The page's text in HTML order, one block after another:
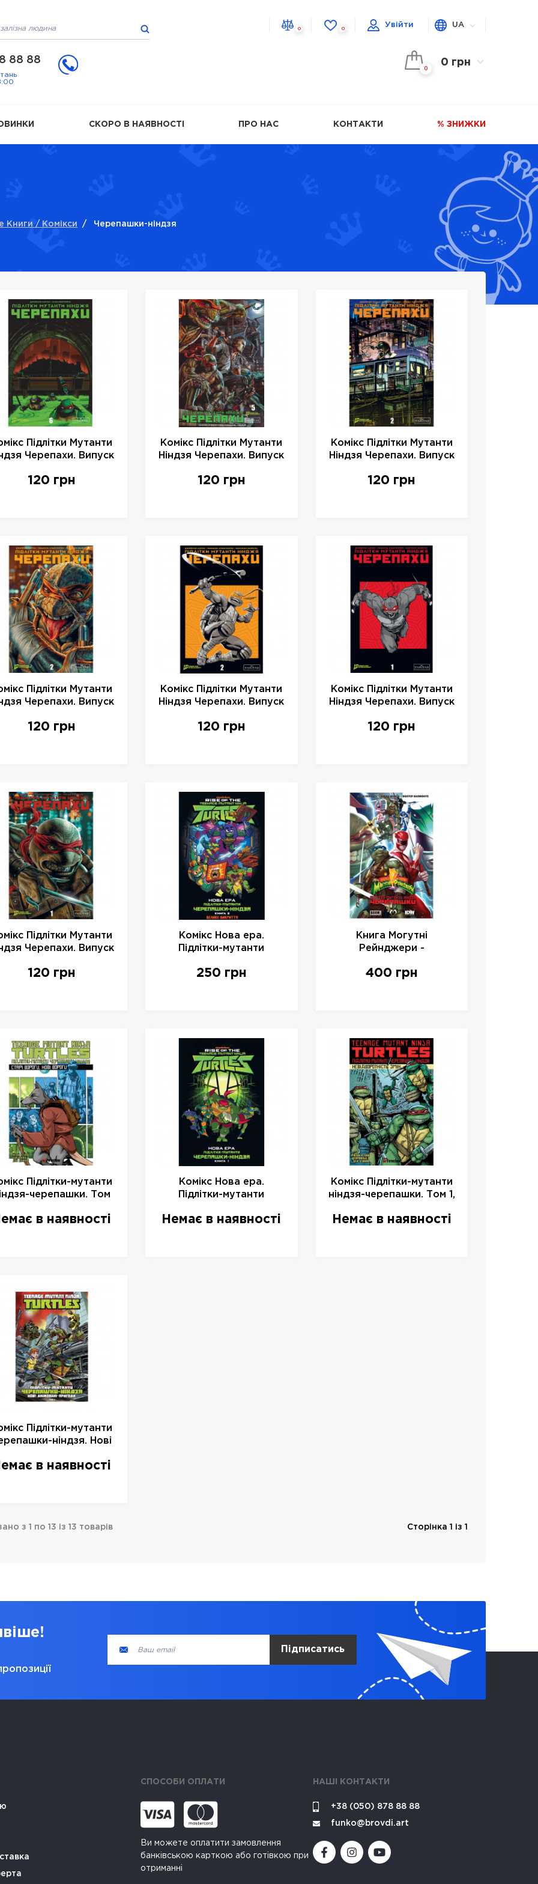
88 88
0 0
Увійти UA
0
0 грн
СКОРО В НАЯВНОСТІ ПРО НАС КОНТАКТИ % ЗНИЖКИ
Книги / Комікси / Черепашки-ніндзя
Підлітки Мутанти
Черепахи. Випуск
120 грн
Комікс Підлітки Мутанти
Ніндзя Черепахи. Випуск
120 грн
Комікс Підлітки Мутанти
Ніндзя Черепахи. Випуск
120 грн
Підлітки Мутанти
Черепахи. Випуск
120 грн
Комікс Підлітки Мутанти
Ніндзя Черепахи. Випуск
120 грн
Комікс Підлітки Мутанти
Ніндзя Черепахи. Випуск
120 грн
Підлітки Мутанти
Черепахи. Випуск
120 грн
Комікс Нова ера.
Підлітки-мутанти
2, арт. 792822
250 грн
Книга Могутні
Рейнджери -
500640
400 грн
Підлітки-мутанти
черепашки. Том
в наявності
Комікс Нова ера.
Підлітки-мутанти
Книга 1, арт. 792815
Немає в наявності
Комікс Підлітки-мутанти
ніндзя-черепашки. Том 1,
Немає в наявності
Підлітки-мутанти
ніндзя. Нові
арт. 792846
в наявності
з 1 по 13 із 13 товарів Сторінка 1 із 1
Підписатись
СПОСОБИ ОПЛАТИ
Ви можете оплатити замовлення
банківською карткою або готівкою при
отриманні
НАШІ КОНТАКТИ
+38 (050) 878 88 88
funko@brovdi.art